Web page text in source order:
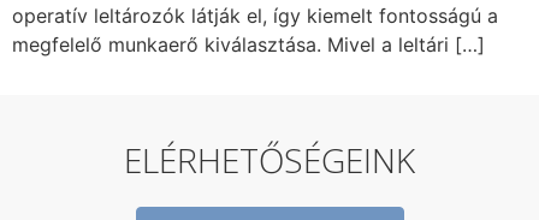
operatív leltározók látják el, így kiemelt fontosságú a
megfelelő munkaerő kiválasztása. Mivel a leltári […]
ELÉRHETŐSÉGEINK